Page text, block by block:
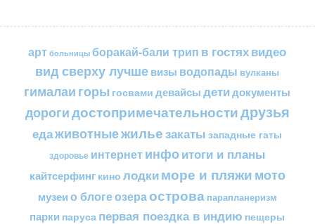
арт больницы боракай-бали трип в гостяхвидео
вид сверху лучшевизы водопады вулканы
гималаи горы госвами девайсы детидокументы
дорогидостопримечательностидрузья
едаживотныежильезакаты западные гаты
здоровье интернетинфоитоги и планы
кайтсерфинг кино лодкиморе и пляжимото
музеи о блогеозераострова парапланеризм
парки паруса первая поездка в индию пещеры